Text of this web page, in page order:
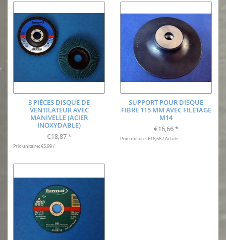
3 PIÈCES DISQUE DE
VENTILATEUR AVEC
MANIVELLE (ACIER
INOXYDABLE)
€18,87 *
Prix unitaire: €5,99 /
SUPPORT POUR DISQUE
FIBRE 115 MM AVEC FILETAGE
M14
€16,66 *
Prix unitaire: €16,66 / Article